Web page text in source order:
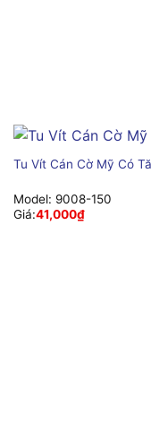
Tu Vít Cán Cờ Mỹ Có
Model: 9008-150
Giá:41,000₫